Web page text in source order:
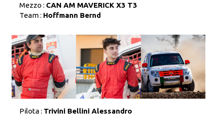
Mezzo : CAN AM MAVERICK X3 T3
Team : Hoffmann Bernd
Pilota : Trivini Bellini Alessandro